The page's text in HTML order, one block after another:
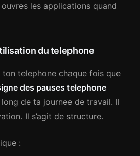
les applications quand
du telephone
telephone chaque fois que
des pauses telephone
de ta journee de travail. Il
Il s’agit de structure.
: